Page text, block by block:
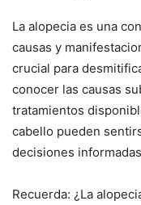
La alopecia es una
causas y
crucial para
conocer las causas
tratamientos
cabello pueden
decisiones
Recuerda: ¿La